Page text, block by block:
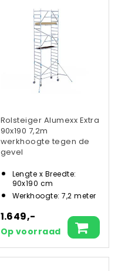
Rolsteiger Alumexx Extra
90x190 7,2m
werkhoogte tegen de
gevel
Lengte x Breedte:
90x190 cm
Werkhoogte: 7,2 meter
1.649,-
Op voorraad